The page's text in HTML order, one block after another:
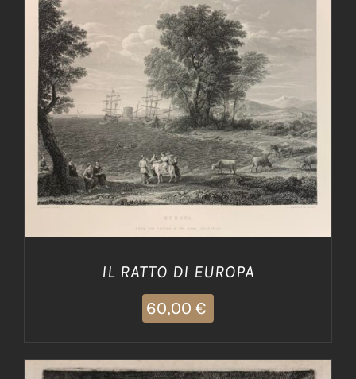
AGGIUNGI AL CARRELLO / DETTAGLI
IL RATTO DI EUROPA
60,00 €